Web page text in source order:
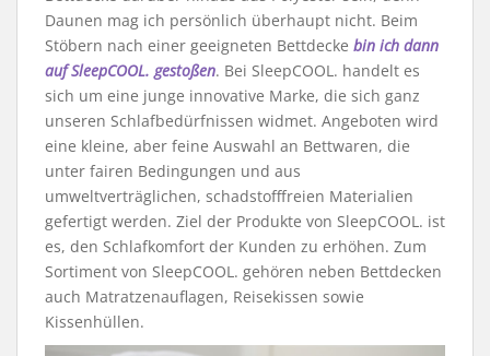
Daunen mag ich persönlich überhaupt nicht. Beim
Stöbern nach einer geeigneten Bettdecke bin ich dann
auf SleepCOOL. gestoßen. Bei SleepCOOL. handelt es
sich um eine junge innovative Marke, die sich ganz
unseren Schlafbedürfnissen widmet. Angeboten wird
eine kleine, aber feine Auswahl an Bettwaren, die
unter fairen Bedingungen und aus
umweltverträglichen, schadstofffreien Materialien
gefertigt werden. Ziel der Produkte von SleepCOOL. ist
es, den Schlafkomfort der Kunden zu erhöhen. Zum
Sortiment von SleepCOOL. gehören neben Bettdecken
auch Matratzenauflagen, Reisekissen sowie
Kissenhüllen.